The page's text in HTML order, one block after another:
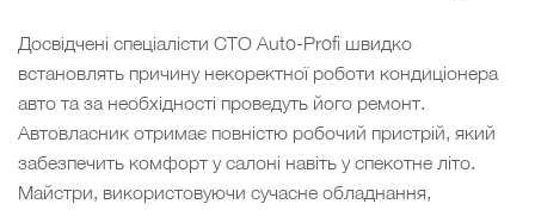
Досвідчені спеціалісти СТО Auto-Profi швидко
встановлять причину некоректної роботи кондиціонера
авто та за необхідності проведуть його ремонт.
Автовласник отримає повністю робочий пристрій, який
забезпечить комфорт у салоні навіть у спекотне літо.
Майстри, використовуючи сучасне обладнання,